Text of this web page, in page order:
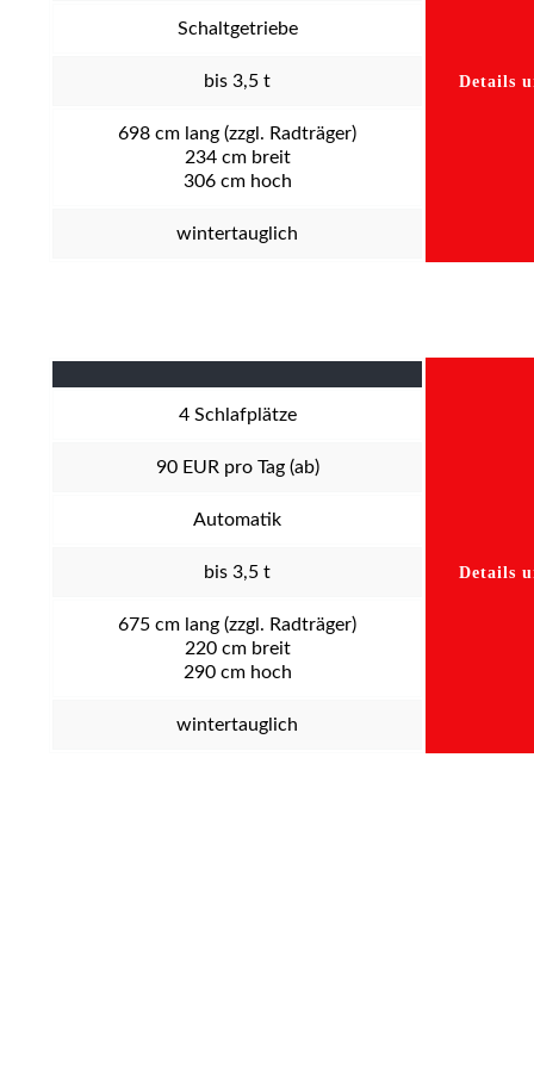
Schaltgetriebe
bis 3,5 t
698 cm lang (zzgl. Radträger)
234cm breit
306cm hoch
wintertauglich
Details
4Schlafplätze
90EUR pro Tag (ab)
Automatik
bis 3,5 t
675 cm lang (zzgl. Radträger)
220cm breit
290cm hoch
wintertauglich
Details